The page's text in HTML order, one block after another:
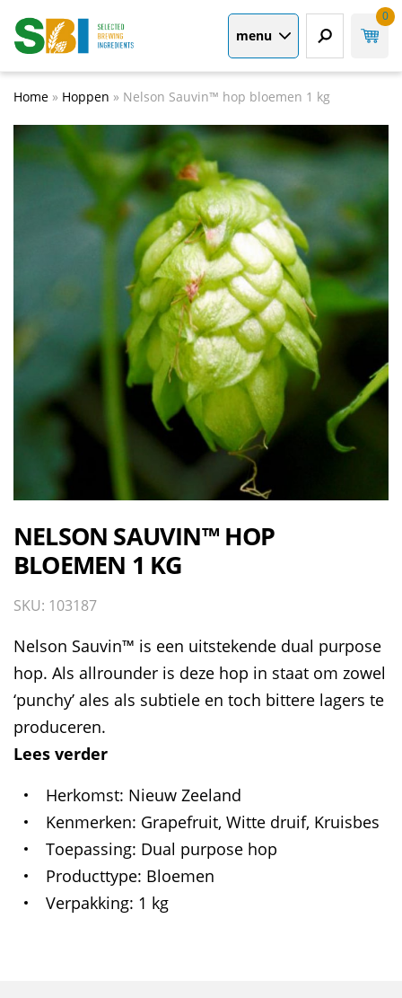
menu
0
Home » Hoppen » Nelson Sauvin™ hop bloemen 1 kg
NELSON SAUVIN™ HOP
BLOEMEN 1 KG
SKU: 103187
Nelson Sauvin™ is een uitstekende dual purpose
hop. Als allrounder is deze hop in staat om zowel
‘punchy’ ales als subtiele en toch bittere lagers te
produceren.
Lees verder
Herkomst Nieuw Zeeland
Kenmerken Grapefruit, Witte druif, Kruisbes
Toepassing Dual purpose hop
Producttype Bloemen
Verpakking 1 kg